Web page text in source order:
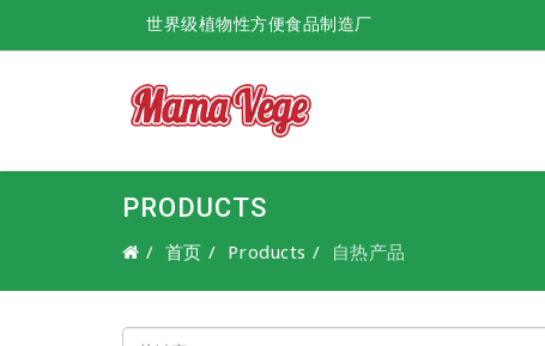
世界级植物性方便食品制造厂
PRODUCTS
首页 Products 自热产品